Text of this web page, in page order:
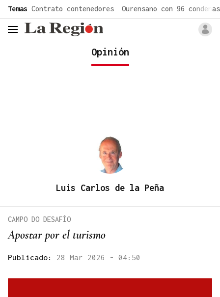
Temas Contrato contenedores Ourensano con 96 condenas
header.menu.open
Opinión
Luis Carlos de la Peña
Apostar por el turismo
CAMPO DO DESAFÍO
Publicado: 28 Mar 2026 - 04:50